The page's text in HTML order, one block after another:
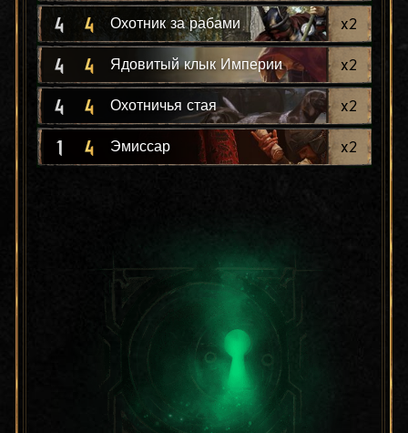
4 4 Охотник за рабами x2
4 4 Ядовитый клык Империи x2
4 4 Охотничья стая x2
1 4 Эмиссар x2